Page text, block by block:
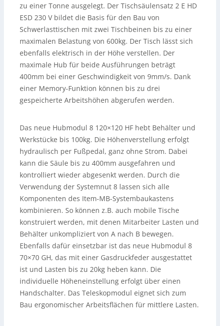
zu einer Tonne ausgelegt. Der Tischsäulensatz 2 E HD
ESD 230 V bildet die Basis für den Bau von
Schwerlasttischen mit zwei Tischbeinen bis zu einer
maximalen Belastung von 600kg. Der Tisch lässt sich
ebenfalls elektrisch in der Höhe verstellen. Der
maximale Hub für beide Ausführungen beträgt
400mm bei einer Geschwindigkeit von 9mm/s. Dank
einer Memory-Funktion können bis zu drei
gespeicherte Arbeitshöhen abgerufen werden.
Das neue Hubmodul 8 120×120 HF hebt Behälter und
Werkstücke bis 100kg. Die Höhenverstellung erfolgt
hydraulisch per Fußpedal, ganz ohne Strom. Dabei
kann die Säule bis zu 400mm ausgefahren und
kontrolliert wieder abgesenkt werden. Durch die
Verwendung der Systemnut 8 lassen sich alle
Komponenten des Item-MB-Systembaukastens
kombinieren. So können z.B. auch mobile Tische
konstruiert werden, mit denen Mitarbeiter Lasten und
Behälter unkompliziert von A nach B bewegen.
Ebenfalls dafür einsetzbar ist das neue Hubmodul 8
70×70 GH, das mit einer Gasdruckfeder ausgestattet
ist und Lasten bis zu 20kg heben kann. Die
individuelle Höheneinstellung erfolgt über einen
Handschalter. Das Teleskopmodul eignet sich zum
Bau ergonomischer Arbeitsflächen für mittlere Lasten.